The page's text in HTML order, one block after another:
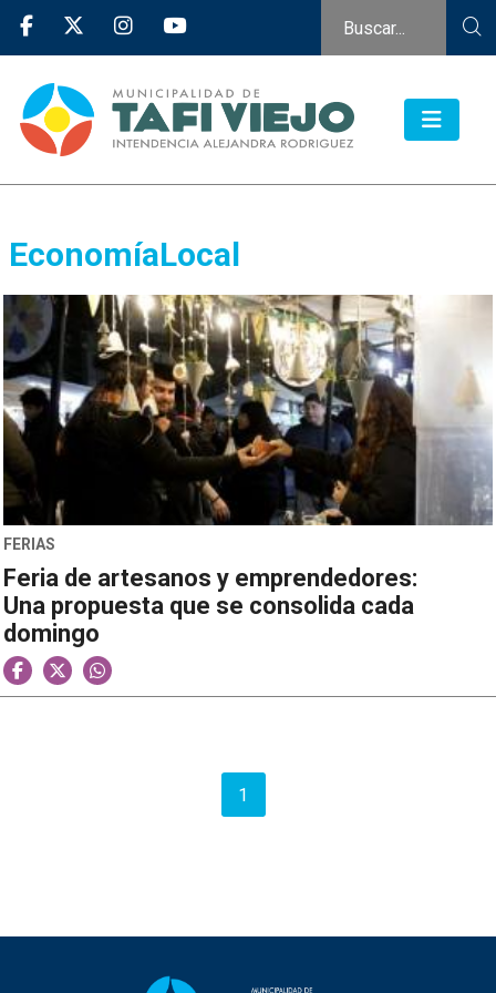
EconomíaLocal
FERIAS
Feria de artesanos y emprendedores:
Una propuesta que se consolida cada
domingo
1